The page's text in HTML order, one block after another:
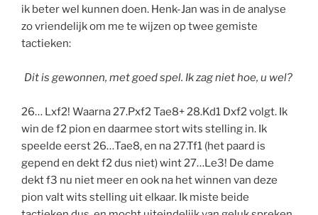
ik beter wel kunnen doen. Henk-Jan was in de analyse
zo vriendelijk om me te wijzen op twee gemiste
tactieken:
Dit is gewonnen, met goed spel. Ik zag niet hoe, u wel?
26… Lxf2! Waarna 27.Pxf2 Tae8+ 28.Kd1 Dxf2 volgt. Ik
win de f2 pion en daarmee stort wits stelling in. Ik
speelde eerst 26…Tae8, en na 27.Tf1 (het paard is
gepend en dekt f2 dus niet) wint 27…Le3! De dame
dekt f3 nu niet meer en ook na het winnen van deze
pion valt wits stelling uit elkaar. Ik miste beide